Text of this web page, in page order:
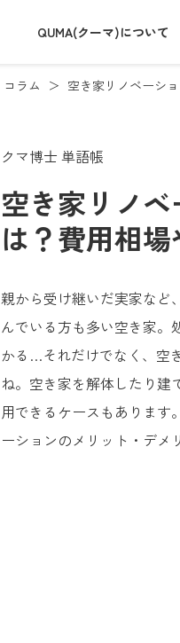
QUMA(クーマ)について
コラム 空き家リノベーシ
クマ博士 単語帳
空き家リノ
は？費用相
親から受け継いだ実家など
んでいる方も多い空き家。
かる…それだけでなく、空
ね。空き家を解体したり
用できるケースもあります
ーションのメリット・デメ